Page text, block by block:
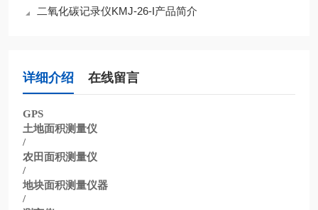
二氧化碳记录仪KMJ-26-I产品简介
详细介绍 在线留言
GPS
土地面积测量仪
/
农田面积测量仪
/
地块面积测量仪器
/